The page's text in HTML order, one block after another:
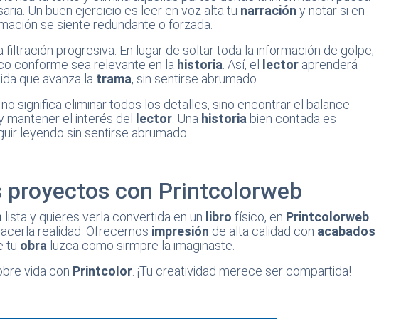
Un buen ejercicio es leer en voz alta tu narración y notar si en
se siente redundante o forzada.
filtración progresiva. En lugar de soltar toda la información de golpe,
conforme sea relevante en la historia . Así, el lector aprenderá
que avanza la trama, sin sentirse abrumado.
no significa eliminar todos los detalles, sino encontrar el balance
mantener el interés del lector . Una historia bien contada es
leyendo sin sentirse abrumado.
proyectos con Printcolorweb
lista y quieres verla convertida en un libro físico, en Printcolorweb
realidad. Ofrecemos impresión de alta calidad con acabados
tu obra luzca como sirmpre la imaginaste.
vida con Printcolor . ¡Tu creatividad merece ser compartida!